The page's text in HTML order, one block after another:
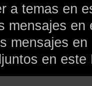
a temas en
mensajes en
mensajes
en este